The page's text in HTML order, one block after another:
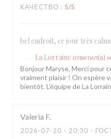
КАЧЕСТВО : 5/5
bel endroit, ce jour très
La Lorraine ответил(а)
Bonjour Maryse, Merci pour
vraiment plaisir ! On espère
bientôt. L'équipe de La
Valeria F
2026-07-20 - 20:30 -